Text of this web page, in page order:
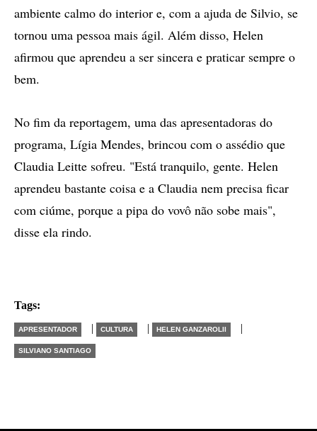
ambiente calmo do interior e, com a ajuda de Silvio, se
tornou uma pessoa mais ágil. Além disso, Helen
afirmou que aprendeu a ser sincera e praticar sempre o
bem.
No fim da reportagem, uma das apresentadoras do
programa, Lígia Mendes, brincou com o assédio que
Claudia Leitte sofreu. "Está tranquilo, gente. Helen
aprendeu bastante coisa e a Claudia nem precisa ficar
com ciúme, porque a pipa do vovô não sobe mais",
disse ela rindo.
Tags:
APRESENTADOR | CULTURA | HELEN GANZAROLII |
SILVIANO SANTIAGO